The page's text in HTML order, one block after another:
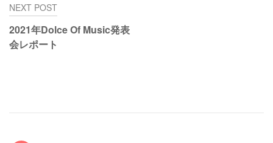
投
稿
ナ
ビ
NEXT POST
2021年Dolce Of Music発表
会レポート